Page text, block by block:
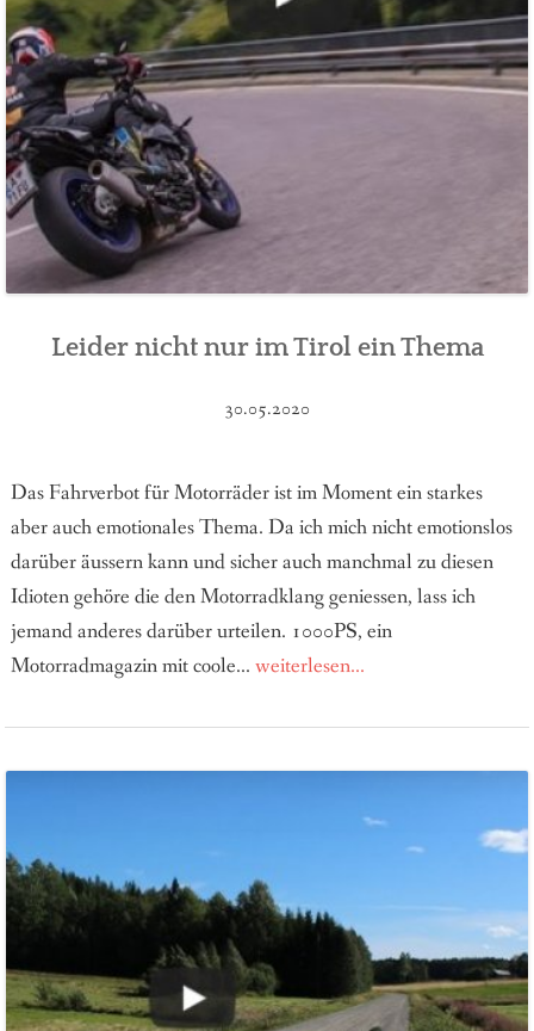
Leider nicht nur im Tirol ein Thema
30.05.2020
Das Fahrverbot für Motorräder ist im Moment ein starkes
aber auch emotionales Thema. Da ich mich nicht emotionslos
darüber äussern kann und sicher auch manchmal zu diesen
Idioten gehöre die den Motorradklang geniessen, lass ich
jemand anderes darüber urteilen. 1000PS, ein
Motorradmagazin mit coole... weiterlesen...